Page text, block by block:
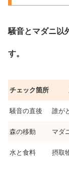
騒音とマダニ以
す。
チェック箇所
騒音の直後 誰が
森の移動 マダ
水と食料 摂取